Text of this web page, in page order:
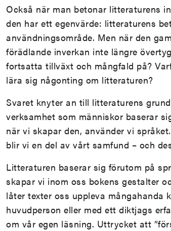
Också när man betonar litteraturens
den har ett egenvärde: litteraturens
användningsområde. Men när den
förädlande inverkan inte längre
fortsatta tillväxt och mångfald på?
lära sig någonting om litteraturen?
Svaret knyter an till litteraturens
verksamhet som människor baserar
när vi skapar den, använder vi
blir vi en del av vårt samfund – och
Litteraturen baserar sig förutom på
skapar vi inom oss bokens gestalter
låter texter oss uppleva mångahanda
huvudperson eller med ett diktjags
om vår egen läsning. Uttrycket att